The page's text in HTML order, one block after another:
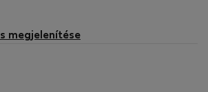
megjelenítése